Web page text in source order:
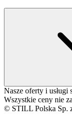
Nasze oferty i usługi
Wszystkie ceny nie
© STILL Polska Sp.